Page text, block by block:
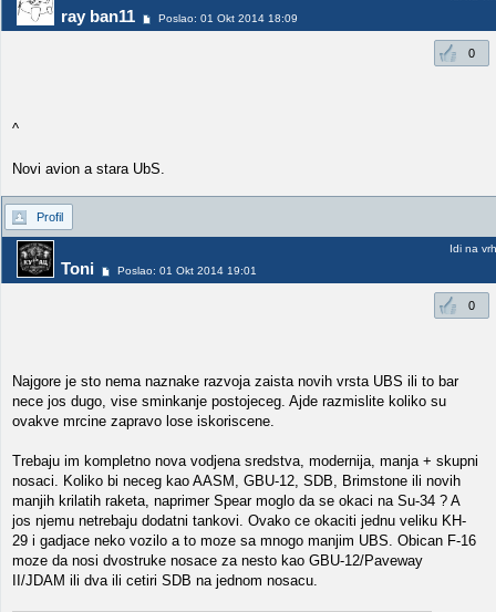
ray ban11 Poslao: 01 Okt 2014 18:09
0
^
Novi avion a stara UbS.
Profil
Toni Poslao: 01 Okt 2014 19:01
Idi na vrh
0
Najgore je sto nema naznake razvoja zaista novih vrsta UBS ili to bar
nece jos dugo, vise sminkanje postojeceg. Ajde razmislite koliko su
ovakve mrcine zapravo lose iskoriscene.
Trebaju im kompletno nova vodjena sredstva, modernija, manja + skupni
nosaci. Koliko bi neceg kao AASM, GBU-12, SDB, Brimstone ili novih
manjih krilatih raketa, naprimer Spear moglo da se okaci na Su-34 ? A
jos njemu netrebaju dodatni tankovi. Ovako ce okaciti jednu veliku KH-
29 i gadjace neko vozilo a to moze sa mnogo manjim UBS. Obican F-16
moze da nosi dvostruke nosace za nesto kao GBU-12/Paveway
II/JDAM ili dva ili cetiri SDB na jednom nosacu.